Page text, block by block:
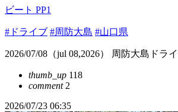
ビート PP1
#ドライブ #周防大島 #山口県
2026/07/08（jul 08,2026） 周防大島ドラ
thumb_up 118
comment2
2026/07/23 06:35